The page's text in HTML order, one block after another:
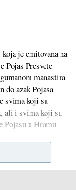
je emitovana na
Pojas Presvete
manastira
dolazak Pojasa
svima koji su
ali i svima koji su
Pojasu u Hramu